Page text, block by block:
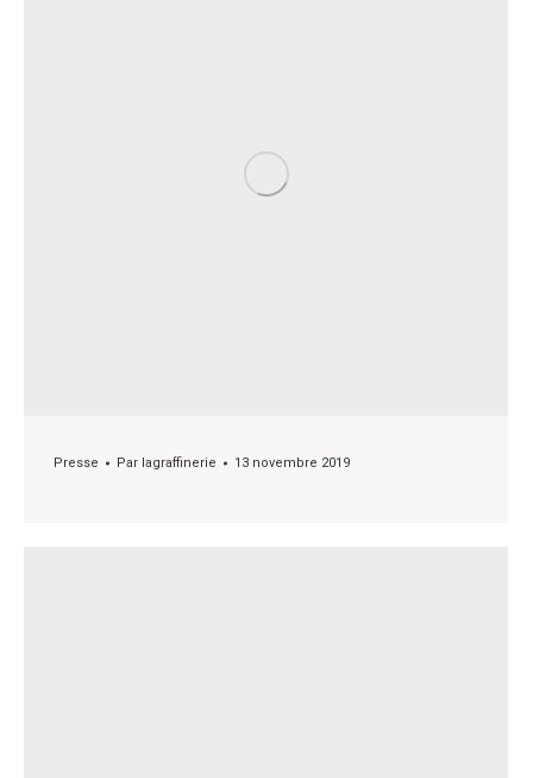
Presse Par lagraffinerie 13 novembre 2019